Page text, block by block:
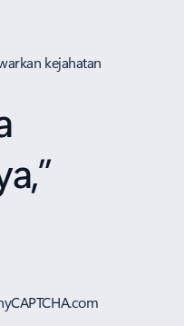
kejahatan